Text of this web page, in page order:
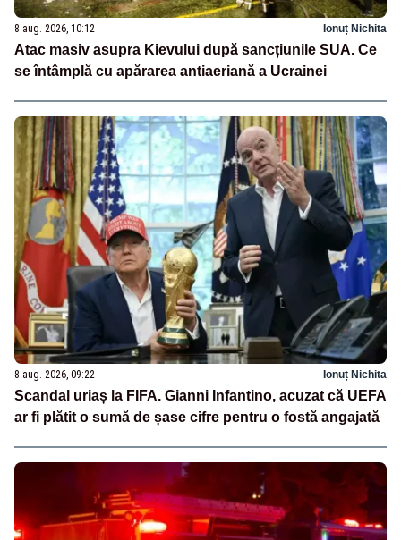
8 aug. 2026, 10:12 Ionuț Nichita
Atac masiv asupra Kievului după sancțiunile SUA. Ce
se întâmplă cu apărarea antiaeriană a Ucrainei
8 aug. 2026, 09:22 Ionuț Nichita
Scandal uriaș la FIFA. Gianni Infantino, acuzat că UEFA
ar fi plătit o sumă de șase cifre pentru o fostă angajată